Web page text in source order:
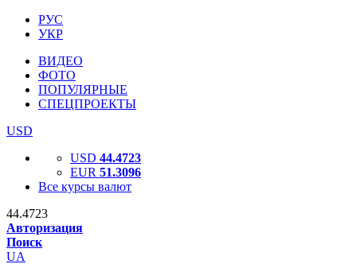
РУС
УКР
ВИДЕО
ФОТО
ПОПУЛЯРНЫЕ
СПЕЦПРОЕКТЫ
USD
USD 44.4723
EUR 51.3096
Все курсы валют
44.4723
Авторизация
Поиск
UA